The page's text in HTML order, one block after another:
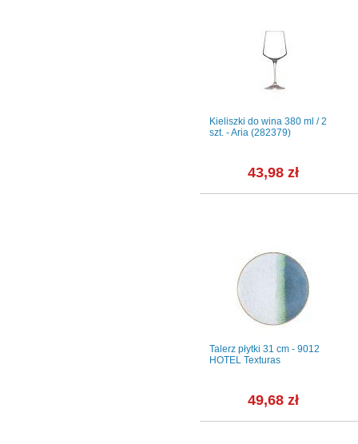
Kieliszki do wina 380 ml / 2
szt. - Aria (282379)
43,98 zł
Talerz płytki 31 cm - 9012
HOTEL Texturas
49,68 zł